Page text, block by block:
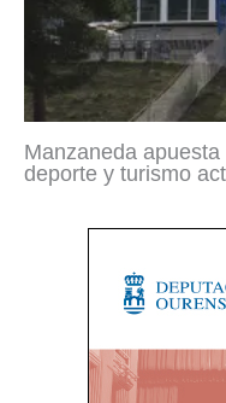
Manzaneda
deporte y turismo